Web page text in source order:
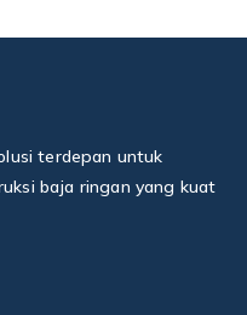
terdepan untuk
baja ringan yang kuat